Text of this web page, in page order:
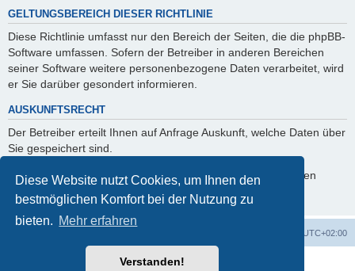
Diese Website nutzt Cookies, um Ihnen den
bestmöglichen Komfort bei der Nutzung zu
bieten. Mehr erfahren
Verstanden!
GELTUNGSBEREICH DIESER RICHTLINIE
Diese Richtlinie umfasst nur den Bereich der Seiten, die die phpBB-
Software umfassen. Sofern der Betreiber in anderen Bereichen
seiner Software weitere personenbezogene Daten verarbeitet, wird
er Sie darüber gesondert informieren.
AUSKUNFTSRECHT
Der Betreiber erteilt Ihnen auf Anfrage Auskunft, welche Daten über
Sie gespeichert sind.
Sie können jederzeit die Löschung bzw. Sperrung Ihrer Daten
verlangen. Kontaktieren Sie hierzu bitte den Betreiber.
UTC+02:00
Powered byphpBB® Forum Software © phpBB Limited